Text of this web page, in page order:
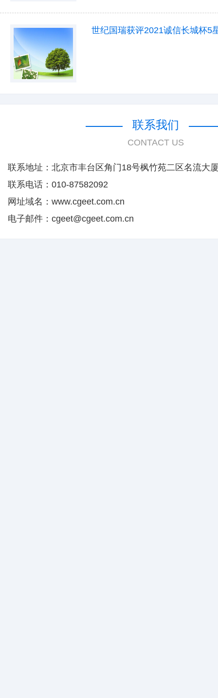
世纪国瑞获评2021诚信长城杯5
联系我们
CONTACT US
联系地址：北京市丰台区角门18号枫竹苑二区名流大
联系电话：010-87582092
网址域名：www.cgeet.com.cn
电子邮件：cgeet@cgeet.com.cn